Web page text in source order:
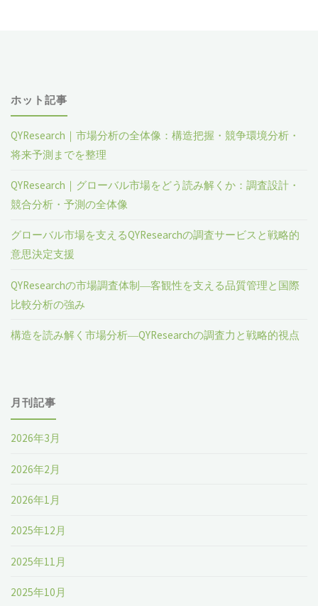
ホット記事
QYResearch｜市場分析の全体像：構造把握・競争環境分析・
将来予測までを整理
QYResearch｜グローバル市場をどう読み解くか：調査設計・
競合分析・予測の全体像
グローバル市場を支えるQYResearchの調査サービスと戦略的
意思決定支援
QYResearchの市場調査体制―客観性を支える品質管理と国際
比較分析の強み
構造を読み解く市場分析―QYResearchの調査力と戦略的視点
月刊記事
2026年3月
2026年2月
2026年1月
2025年12月
2025年11月
2025年10月